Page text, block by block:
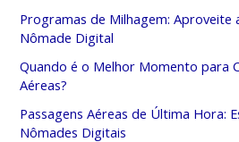
Programas de Milhagem: Aproveite
Nômade Digital
Quando é o Melhor Momento para
Aéreas?
Passagens Aéreas de Última Hora:
Nômades Digitais